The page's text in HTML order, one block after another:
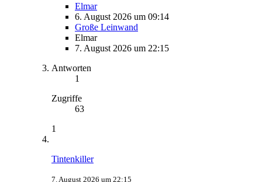
Elmar
6. August 2026 um 09:14
Große Leinwand
Elmar
7. August 2026 um 22:15
Antworten
1
Zugriffe
63
1
Tintenkiller
7. August 2026 um 22:15